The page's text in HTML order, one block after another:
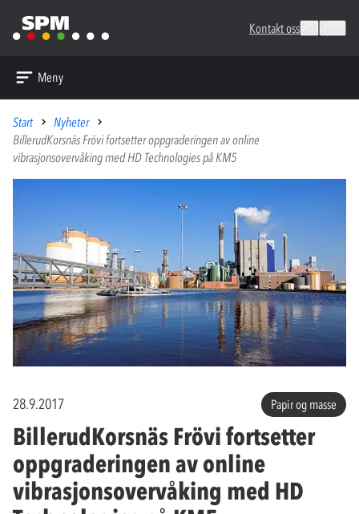
Kontakt oss
Meny
Start
Nyheter
BillerudKorsnäs Frövi fortsetter oppgraderingen av online
vibrasjonsovervåking med HD Technologies på KM5
28.9.2017 Papir og masse
BillerudKorsnäs Frövi fortsetter
oppgraderingen av online
vibrasjonsovervåking med HD